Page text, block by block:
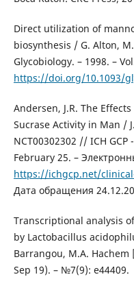
Direct utilization of
biosynthesis / G. Alton,
Glycobiology. – 1998. –
https://doi.org/10.1093/
Andersen, J.R. The
Sucrase Activity in Man /
NCT00302302 // ICH
February 25. –
https://ichgcp.net/
Дата обращения
Transcriptional analysis
by Lactobacillus
Barrangou, M.A. Hachem
Sep 19). – №7(9): e44409.